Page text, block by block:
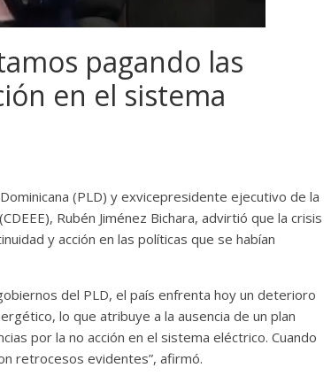
pagando las
en el sistema
(PLD) y exvicepresidente ejecutivo de la
Rubén Jiménez Bichara, advirtió que la crisis
y acción en las políticas que se habían
del PLD, el país enfrenta hoy un deterioro
lo que atribuye a la ausencia de un plan
por la no acción en el sistema eléctrico. Cuando
retrocesos evidentes”, afirmó.